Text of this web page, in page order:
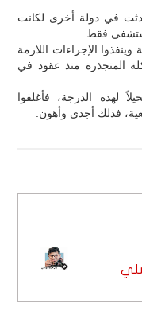
في دولة أخرى لكانت
فقط.
الإجراءات اللازمة
المتجذرة منذ عقود في
لهذه الدرجة، فأغلقوا
فذلك أجدى وأهون.